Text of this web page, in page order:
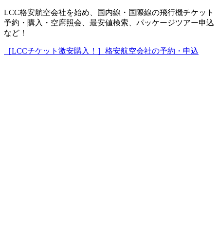
LCC格安航空会社を始め、国内線・国際線の飛行機チケット
予約・購入・空席照会、最安値検索、パッケージツアー申込
など！
［LCCチケット激安購入！］格安航空会社の予約・申込